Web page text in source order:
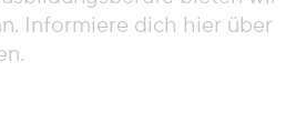
Informiere dich hier über